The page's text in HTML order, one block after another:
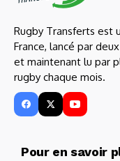
Rugby Transferts est
France, lancé par
et maintenant lu par
rugby chaque mois.
Pour en savoir